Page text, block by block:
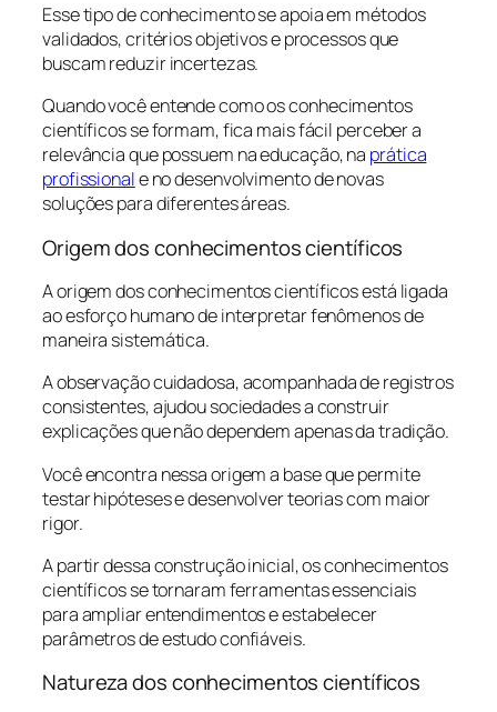
Esse tipo de conhecimento se apoia em métodos
validados, critérios objetivos e processos que
buscam reduzir incertezas.
Quando você entende como os conhecimentos
científicos se formam, fica mais fácil perceber a
relevância que possuem na educação, na prática
profissionale no desenvolvimento de novas
soluções para diferentes áreas.
Origem dos conhecimentos científicos
A origem dos conhecimentos científicos está ligada
ao esforço humano de interpretar fenômenos de
maneira sistemática.
A observação cuidadosa, acompanhada de registros
consistentes, ajudou sociedades a construir
explicações que não dependem apenas da tradição.
Você encontra nessa origem a base que permite
testar hipóteses e desenvolver teorias com maior
rigor.
A partir dessa construção inicial, os conhecimentos
científicos se tornaram ferramentas essenciais
para ampliar entendimentos e estabelecer
parâmetros de estudo confiáveis.
Natureza dos conhecimentos científicos